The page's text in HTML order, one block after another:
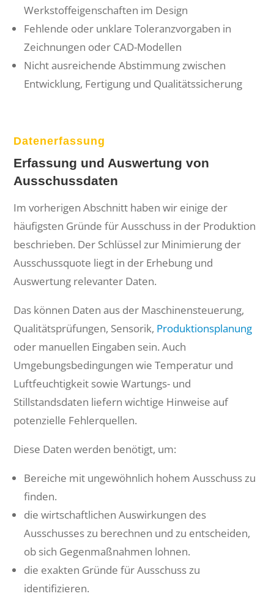
Werkstoffeigenschaften im Design
Fehlende oder unklare Toleranzvorgaben in
Zeichnungen oder CAD-Modellen
Nicht ausreichende Abstimmung zwischen
Entwicklung, Fertigung und Qualitätssicherung
Datenerfassung
Erfassung und Auswertung von
Ausschussdaten
Im vorherigen Abschnitt haben wir einige der
häufigsten Gründe für Ausschuss in der Produktion
beschrieben. Der Schlüssel zur Minimierung der
Ausschussquote liegt in der Erhebung und
Auswertung relevanter Daten.
Das können Daten aus der Maschinensteuerung,
Qualitätsprüfungen, Sensorik, Produktionsplanung
oder manuellen Eingaben sein. Auch
Umgebungsbedingungen wie Temperatur und
Luftfeuchtigkeit sowie Wartungs- und
Stillstandsdaten liefern wichtige Hinweise auf
potenzielle Fehlerquellen.
Diese Daten werden benötigt, um:
Bereiche mit ungewöhnlich hohem Ausschuss zu
finden.
die wirtschaftlichen Auswirkungen des
Ausschusses zu berechnen und zu entscheiden,
ob sich Gegenmaßnahmen lohnen.
die exakten Gründe für Ausschuss zu
identifizieren.